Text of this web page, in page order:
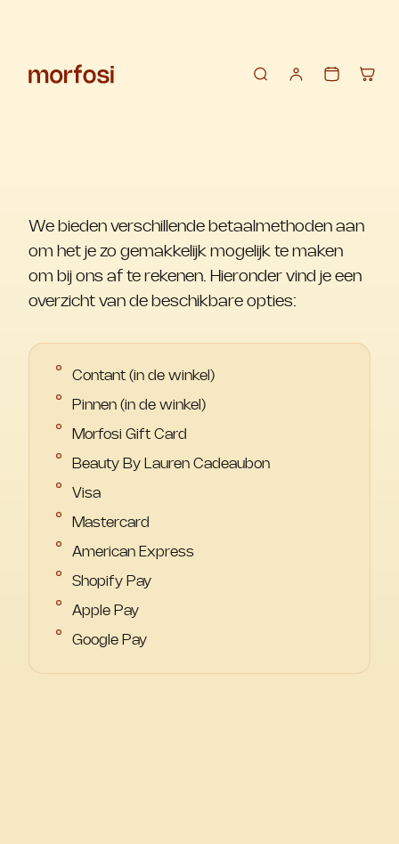
We bieden verschillende betaalmethoden aan
om het je zo gemakkelijk mogelijk te maken
om bij ons af te rekenen. Hieronder vind je een
overzicht van de beschikbare opties:
Contant (in de winkel)
Pinnen (in de winkel)
Morfosi Gift Card
Beauty By Lauren Cadeaubon
Visa
Mastercard
American Express
Shopify Pay
Apple Pay
Google Pay